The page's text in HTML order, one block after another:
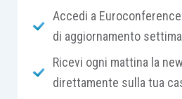
Diritto e società
“Usufrutto sulle azioni –
distribuzione di riserve”
Matteo Battiston
Accedi a
di aggiornamento
Ricevi ogni mattina la
direttamente sulla tua